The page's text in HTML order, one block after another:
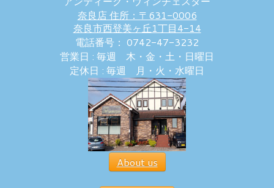
奈良店 住所：〒631-0006
奈良市西登美ヶ丘1丁目4-14
電話番号： 0742-47-3232
営業日 : 毎週 木・金・土・日曜日
定休日 : 毎週 月・火・水曜日
About us